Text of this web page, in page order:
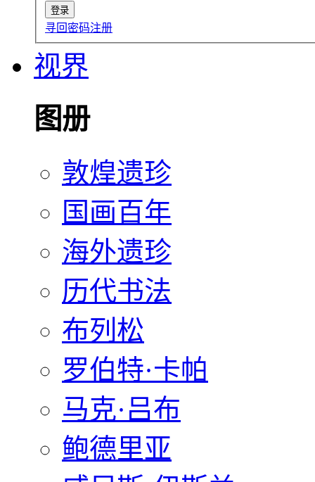
寻回密码注册
视界
图册
敦煌遗珍
国画百年
海外遗珍
历代书法
布列松
罗伯特·卡帕
马克·吕布
鲍德里亚